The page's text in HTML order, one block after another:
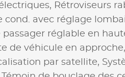
Rétroviseurs
cond. avec réglage
passager réglable en
de véhicule en approche,
par satellite,